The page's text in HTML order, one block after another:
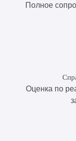
Полное
Оценка по